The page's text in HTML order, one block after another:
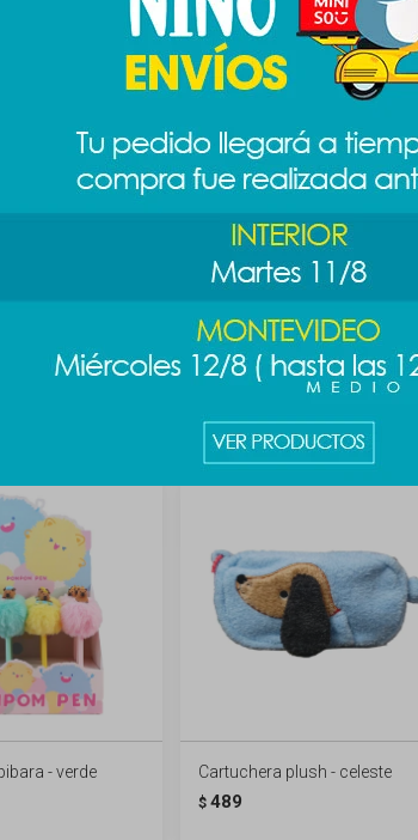
89
- celeste Lapicera One piece - Chopper
- verde Cartuchera plush - celeste
$ 489